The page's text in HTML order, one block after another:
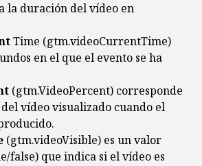
la duración del vídeo en
Time (gtm.videoCurrentTime)
en el que el evento se ha
(gtm.VideoPercent) corresponde
vídeo visualizado cuando el
(gtm.videoVisible) es un valor
false) que indica si el vídeo es